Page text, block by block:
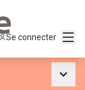
Se connecter